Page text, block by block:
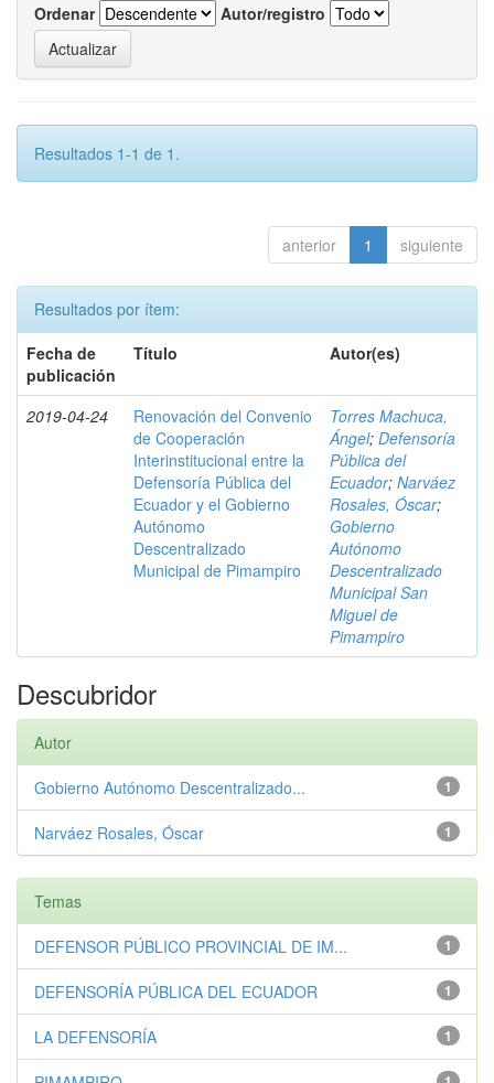
Ordenar
Autor/registro
Resultados 1-1 de 1.
anterior 1 siguiente
Resultados por ítem:
Fecha de
publicación
Título Autor(es)
2019-04-24
Renovación del Convenio
de Cooperación
Interinstitucional entre la
Defensoría Pública del
Ecuador y el Gobierno
Autónomo
Descentralizado
Municipal de Pimampiro
Torres Machuca,
Ángel; Defensoría
Pública del
Ecuador; Narváez
Rosales, Óscar;
Gobierno
Autónomo
Descentralizado
Municipal San
Miguel de
Pimampiro
Descubridor
Autor
1
Gobierno Autónomo Descentralizado...
1
Narváez Rosales, Óscar
Temas
1
DEFENSOR PÚBLICO PROVINCIAL DE IM...
1
DEFENSORÍA PÚBLICA DEL ECUADOR
1
LA DEFENSORÍA